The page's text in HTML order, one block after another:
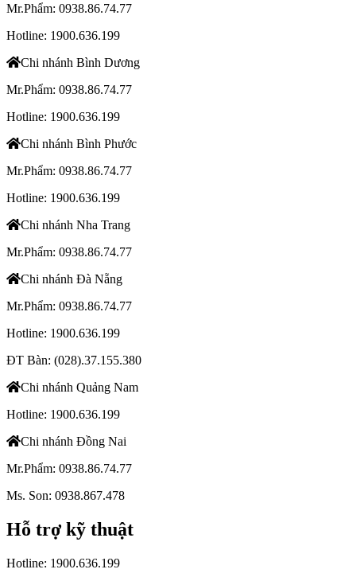
Mr.Phẩm: 0938.86.74.77
Hotline: 1900.636.199
Chi nhánh Bình Dương
Mr.Phẩm: 0938.86.74.77
Hotline: 1900.636.199
Chi nhánh Bình Phước
Mr.Phẩm: 0938.86.74.77
Hotline: 1900.636.199
Chi nhánh Nha Trang
Mr.Phẩm: 0938.86.74.77
Chi nhánh Đà Nẵng
Mr.Phẩm: 0938.86.74.77
Hotline: 1900.636.199
ĐT Bàn: (028).37.155.380
Chi nhánh Quảng Nam
Hotline: 1900.636.199
Chi nhánh Đồng Nai
Mr.Phẩm: 0938.86.74.77
Ms. Son: 0938.867.478
Hỗ trợ kỹ thuật
Hotline: 1900.636.199